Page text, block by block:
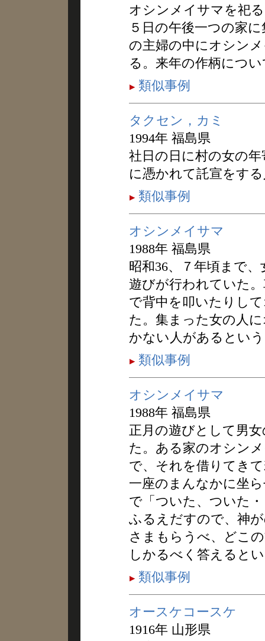
オシンメイサマを祀
５日の午後一つの家
の主婦の中にオシン
る。来年の作柄につ
類似事例
タクセン，カミ
1994年 福島県
社日の日に村の女の
に憑かれて託宣をす
類似事例
オシンメイサマ
1988年 福島県
昭和36、７年頃まで
遊びが行われていた
で背中を叩いたりし
た。集まった女の人
かない人があるとい
類似事例
オシンメイサマ
1988年 福島県
正月の遊びとして男
た。ある家のオシン
で、それを借りてき
一座のまんなかに坐
で「ついた、ついた
ふるえだすので、神
さまもらうべ、どこ
しかるべく答えると
類似事例
オースケコースケ
1916年 山形県